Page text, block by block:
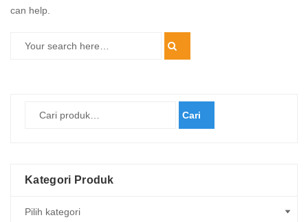
can help.
Cari
Kategori Produk